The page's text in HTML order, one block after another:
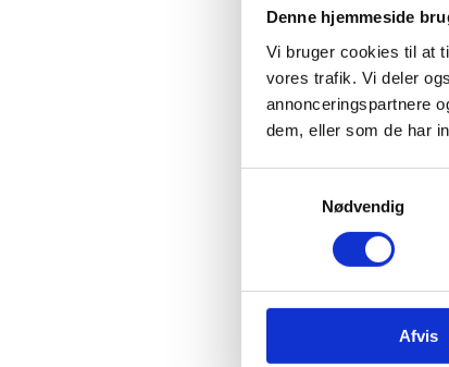
Denne hjemmeside
Vi bruger cookies til at
vores trafik. Vi deler
annonceringspartnere
dem, eller som de har
Nødvendig
Afvis